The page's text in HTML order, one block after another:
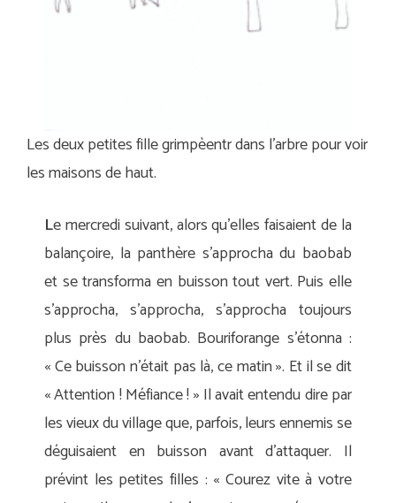
Les deux petites fille grimpèentr dans l’arbre pour voir
les maisons de haut.
Le mercredi suivant, alors qu’elles faisaient de la
balançoire, la panthère s’approcha du baobab
et se transforma en buisson tout vert. Puis elle
s’approcha, s’approcha, s’approcha toujours
plus près du baobab. Bouriforange s’étonna :
« Ce buisson n’était pas là, ce matin ». Et il se dit
« Attention ! Méfiance ! » Il avait entendu dire par
les vieux du village que, parfois, leurs ennemis se
déguisaient en buisson avant d’attaquer. Il
prévint les petites filles : « Courez vite à votre